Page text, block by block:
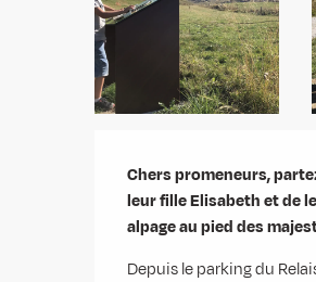
Description
Chers promeneurs,
leur fille Elisabeth et de
alpage au pied des
Depuis le parking du